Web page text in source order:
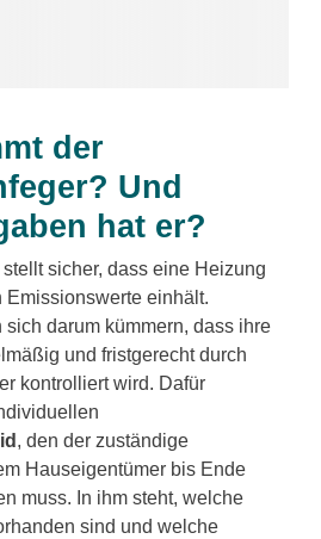
der
Und
hat er?
sicher, dass eine Heizung
einhält.
sich darum kümmern, dass ihre
und fristgerecht durch
kontrolliert wird. Dafür
, den der zuständige
Hauseigentümer bis Ende
muss. In ihm steht, welche
sind und welche